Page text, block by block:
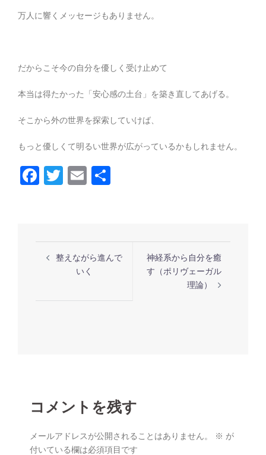
万人に響くメッセージもありません。
だからこそ今の自分を優しく受け止めて
本当は得たかった「安心感の土台」を築き直してあげる。
そこから外の世界を探索していけば、
もっと優しくて明るい世界が広がっているかもしれません。
Facebook
TwitterEmail
ビ
整えながら進んで
いく
神経系から自分を癒
す（ポリヴェーガル
理論）
コメントを残す
メールアドレスが公開されることはありません。 ※ が
付いている欄は必須項目です